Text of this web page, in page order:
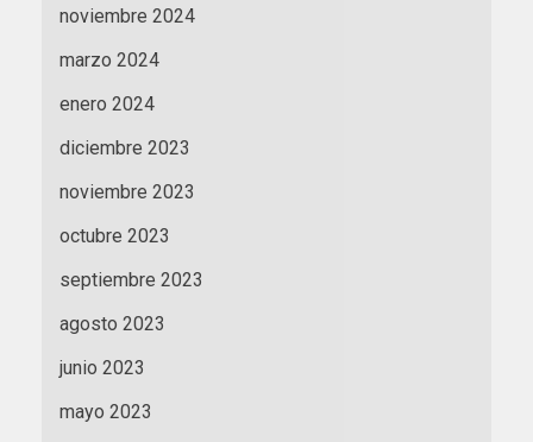
noviembre 2024
marzo 2024
enero 2024
diciembre 2023
noviembre 2023
octubre 2023
septiembre 2023
agosto 2023
junio 2023
mayo 2023